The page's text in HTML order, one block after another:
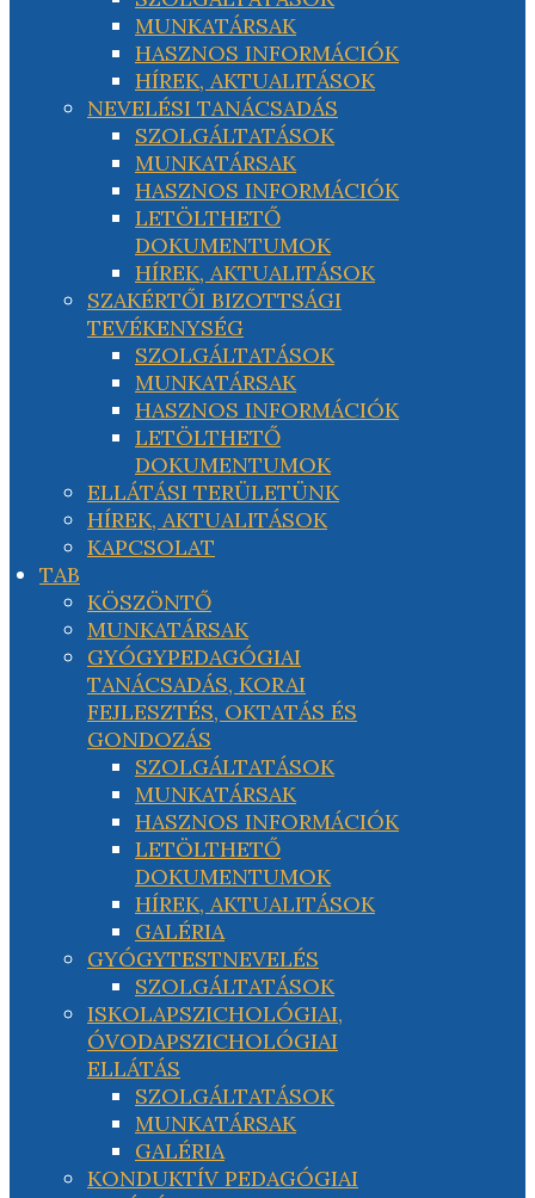
MUNKATÁRSAK
HASZNOS INFORMÁCIÓK
HÍREK, AKTUALITÁSOK
NEVELÉSI TANÁCSADÁS
SZOLGÁLTATÁSOK
MUNKATÁRSAK
HASZNOS INFORMÁCIÓK
LETÖLTHETŐ
DOKUMENTUMOK
HÍREK, AKTUALITÁSOK
SZAKÉRTŐI BIZOTTSÁGI
TEVÉKENYSÉG
SZOLGÁLTATÁSOK
MUNKATÁRSAK
HASZNOS INFORMÁCIÓK
LETÖLTHETŐ
DOKUMENTUMOK
ELLÁTÁSI TERÜLETÜNK
HÍREK, AKTUALITÁSOK
KAPCSOLAT
TAB
KÖSZÖNTŐ
MUNKATÁRSAK
GYÓGYPEDAGÓGIAI
TANÁCSADÁS, KORAI
FEJLESZTÉS, OKTATÁS ÉS
GONDOZÁS
SZOLGÁLTATÁSOK
MUNKATÁRSAK
HASZNOS INFORMÁCIÓK
LETÖLTHETŐ
DOKUMENTUMOK
HÍREK, AKTUALITÁSOK
GALÉRIA
GYÓGYTESTNEVELÉS
SZOLGÁLTATÁSOK
ISKOLAPSZICHOLÓGIAI,
ÓVODAPSZICHOLÓGIAI
ELLÁTÁS
SZOLGÁLTATÁSOK
MUNKATÁRSAK
GALÉRIA
KONDUKTÍV PEDAGÓGIAI